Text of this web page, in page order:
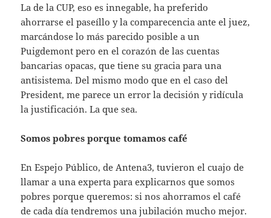
La de la CUP, eso es innegable, ha preferido
ahorrarse el paseíllo y la comparecencia ante el juez,
marcándose lo más parecido posible a un
Puigdemont pero en el corazón de las cuentas
bancarias opacas, que tiene su gracia para una
antisistema. Del mismo modo que en el caso del
President, me parece un error la decisión y ridícula
la justificación. La que sea.
Somos pobres porque tomamos café
En Espejo Público, de Antena3, tuvieron el cuajo de
llamar a una experta para explicarnos que somos
pobres porque queremos: si nos ahorramos el café
de cada día tendremos una jubilación mucho mejor.